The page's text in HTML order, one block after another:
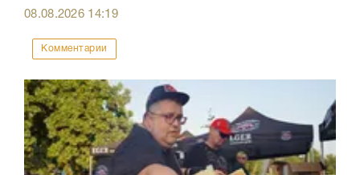
08.08.2026 14:19
Комментарии